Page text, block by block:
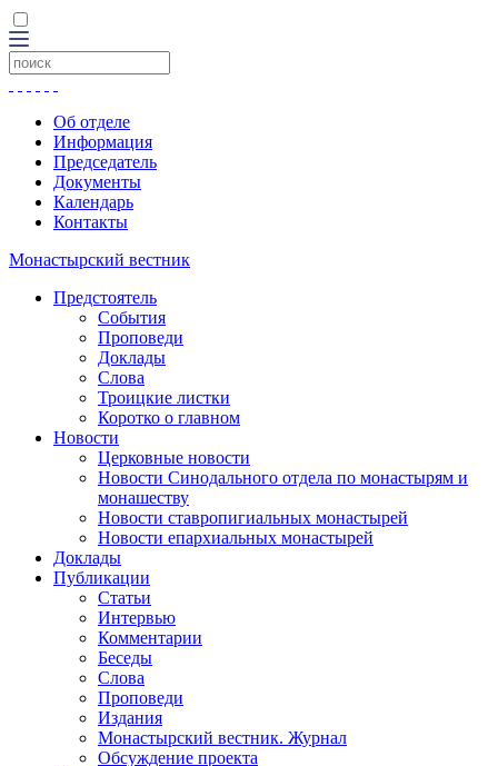
Об отделе
Информация
Председатель
Документы
Календарь
Контакты
Монастырский вестник
Предстоятель
События
Проповеди
Доклады
Слова
Троицкие листки
Коротко о главном
Новости
Церковные новости
Новости Синодального отдела по монастырям и
монашеству
Новости ставропигиальных монастырей
Новости епархиальных монастырей
Доклады
Публикации
Статьи
Интервью
Комментарии
Беседы
Слова
Проповеди
Издания
Монастырский вестник. Журнал
Обсуждение проекта